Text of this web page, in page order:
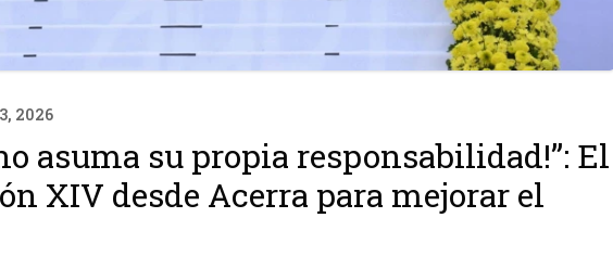
2026
asuma su propia responsabilidad!”: El
XIV desde Acerra para mejorar el